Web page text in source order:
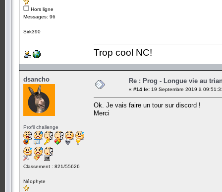
Hors ligne
Messages: 96
Sirk390
Trop cool NC!
dsancho
Profil challenge
Classement : 821/55626
Néophyte
Re : Prog - Longue vie au
« #14 le: 19 Septembre 2019 à
Ok. Je vais faire un tour sur discord !
Merci